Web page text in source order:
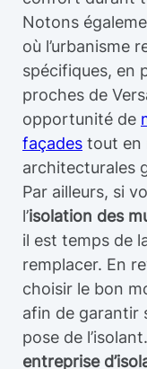
Notons
où l’urbanisme
spécifiques, en
proches de
opportunité de
façades tout en
architecturales
Par ailleurs, si
l’isolation des
il est temps de
remplacer. En
choisir le bon
afin de garantir
pose de
entreprise